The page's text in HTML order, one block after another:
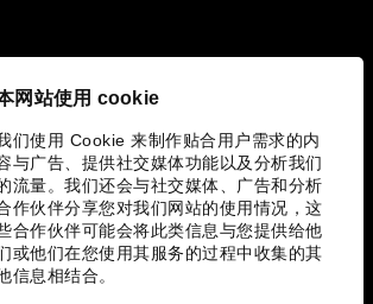
网站使用 cookie
们使用 Cookie 来制作贴合用户需求的内
与广告、提供社交媒体功能以及分析我们
流量。我们还会与社交媒体、广告和分析
作伙伴分享您对我们网站的使用情况，这
合作伙伴可能会将此类信息与您提供给他
或他们在您使用其服务的过程中收集的其
信息相结合。
語